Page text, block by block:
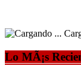
Lo MÃ¡s